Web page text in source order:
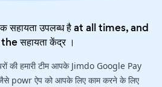
सहायता उपलब्ध है at all times, and
theसहायता केंद्र।
की हमारी टीम आपके Jimdo Google Pay
powr ऐप को आपके लिए काम करने के लिए